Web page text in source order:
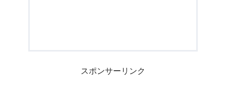
スポンサーリンク